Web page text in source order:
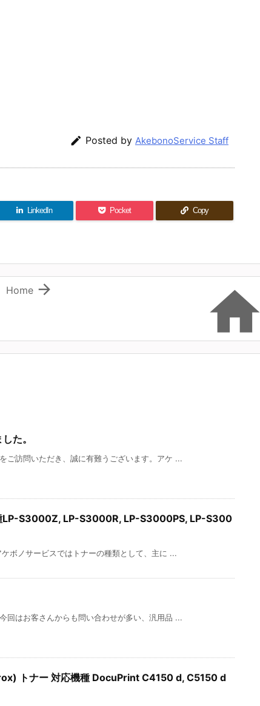
 Posted by AkebonoService Staff
LinkedIn Pocket Copy


Home
た。
ご訪問いただき、誠に有難うございます。アケ ...
LP-S3000Z, LP-S3000R, LP-S3000PS, LP-S300
ボノサービスではトナーの種類として、主に ...
回はお客さんからも問い合わせが多い、汎用品 ...
トナー 対応機種 DocuPrint C4150 d, C5150 d